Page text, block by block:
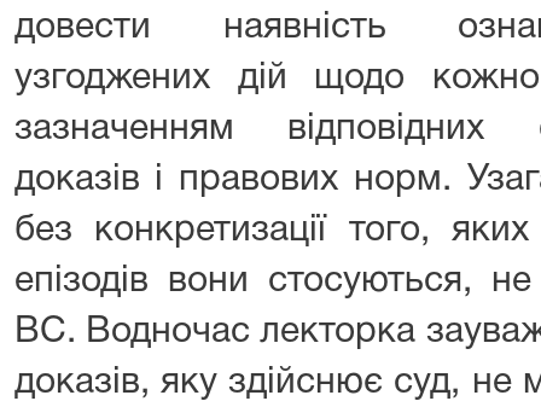
довести наявність
узгоджених дій щодо
зазначенням відповідних
доказів і правових норм.
без конкретизації того,
епізодів вони стосуються,
ВС. Водночас лекторка
доказів, яку здійснює суд, не